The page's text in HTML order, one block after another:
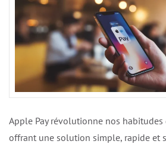
Apple Pay révolutionne nos habitudes
offrant une solution simple, rapide et